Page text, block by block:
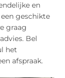
en
geschikte
graag
Bel
het
afspraak.